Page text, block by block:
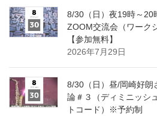
8/30（日）夜19時～20
ZOOM交流会（ワーク
【参加無料】
2026年7月29日
8/30（日）昼/岡崎好朗
論＃３（ディミニッシ
トコード）※予約制